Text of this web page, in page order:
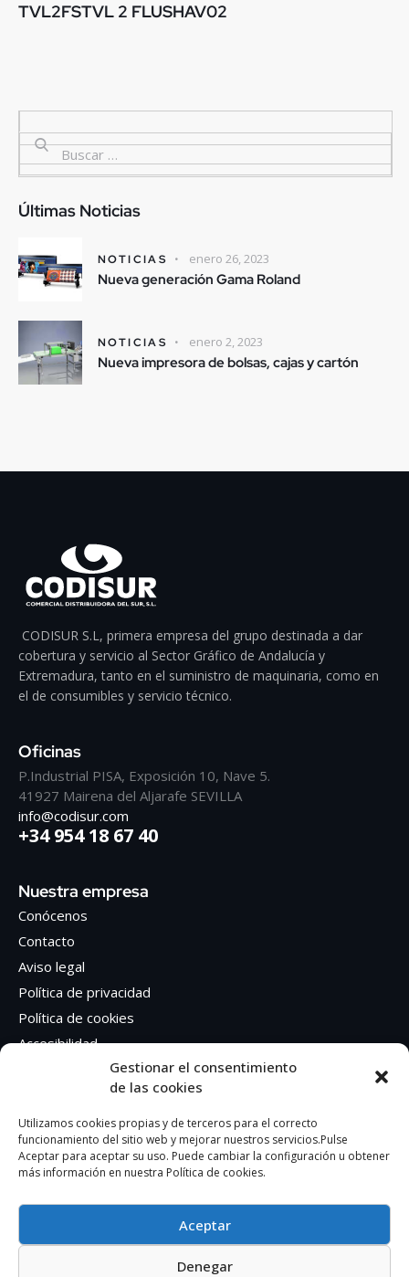
Gestionar el consentimiento
de las cookies
Utilizamos cookies propias y de terceros para el correcto
funcionamiento del sitio web y mejorar nuestros servicios.Pulse
Aceptar para aceptar su uso. Puede cambiar la configuración u obtener
más información en nuestra Política de cookies.
Aceptar
Denegar
TVL2FSTVL 2 FLUSHAV02
Últimas Noticias
NOTICIAS enero 26, 2023
Nueva generación Gama Roland
NOTICIAS enero 2, 2023
Nueva impresora de bolsas, cajas y cartón
CODISUR S.L, primera empresa del grupo destinada a dar
cobertura y servicio al Sector Gráfico de Andalucía y
Extremadura, tanto en el suministro de maquinaria, como en
el de consumibles y servicio técnico.
Oficinas
P.Industrial PISA, Exposición 10, Nave 5.
41927 Mairena del Aljarafe SEVILLA
info@codisur.com
+34 954 18 67 40
Nuestra empresa
Conócenos
Contacto
Aviso legal
Política de privacidad
Política de cookies
Accesibilidad
Síguenos en Redes sociales
Facebook
Instagram